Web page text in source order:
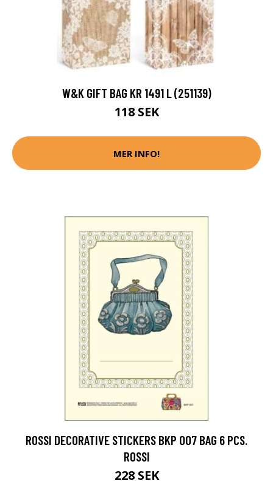
W&K GIFT BAG KR 1491 L (251139)
118 SEK
MER INFO!
ROSSI DECORATIVE STICKERS BKP 007 BAG 6 PCS.
ROSSI
228 SEK